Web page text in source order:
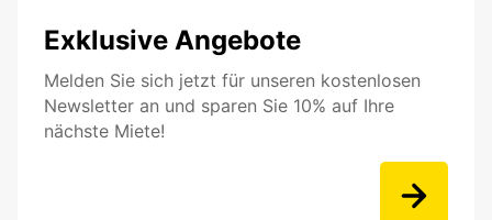
Exklusive Angebote
Melden Sie sich jetzt für unseren kostenlosen
Newsletter an und sparen Sie 10% auf Ihre
nächste Miete!